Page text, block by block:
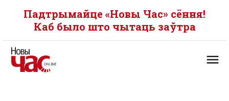
Падтрымайце «Новы Час» сёння!
Каб было што чытаць заўтра